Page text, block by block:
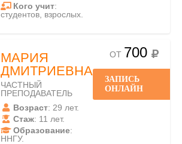
Кого учит:
студентов, взрослых.
МАРИЯ
ДМИТРИЕВНА
ЧАСТНЫЙ
ПРЕПОДАВАТЕЛЬ
Возраст: 29 лет.
Стаж: 11 лет.
Образование:
ННГУ.
ОТ 700
ЗАПИСЬ
ОНЛАЙН